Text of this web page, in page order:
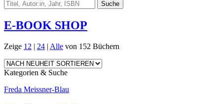
E-BOOK SHOP
Zeige 12 | 24 | Alle von 152 Büchern
Kategorien & Suche
Freda Meissner-Blau